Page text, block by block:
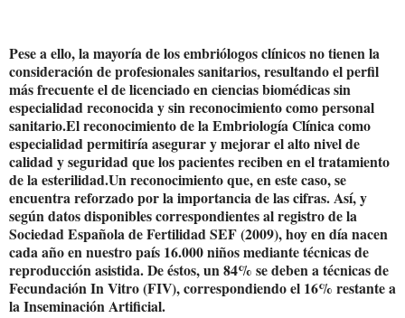
Pese a ello, la mayoría de los embriólogos clínicos no tienen la
consideración de profesionales sanitarios, resultando el perfil
más frecuente el de licenciado en ciencias biomédicas sin
especialidad reconocida y sin reconocimiento como personal
sanitario.El reconocimiento de la Embriología Clínica como
especialidad permitiría asegurar y mejorar el alto nivel de
calidad y seguridad que los pacientes reciben en el tratamiento
de la esterilidad.Un reconocimiento que, en este caso, se
encuentra reforzado por la importancia de las cifras. Así, y
según datos disponibles correspondientes al registro de la
Sociedad Española de Fertilidad SEF (2009), hoy en día nacen
cada año en nuestro país 16.000 niños mediante técnicas de
reproducción asistida. De éstos, un 84% se deben a técnicas de
Fecundación In Vitro (FIV), correspondiendo el 16% restante a
la Inseminación Artificial.